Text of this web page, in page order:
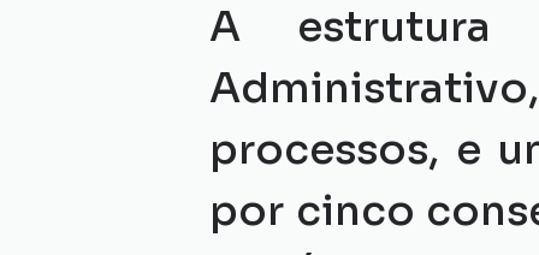
A estrutura
processos, e
por cinco